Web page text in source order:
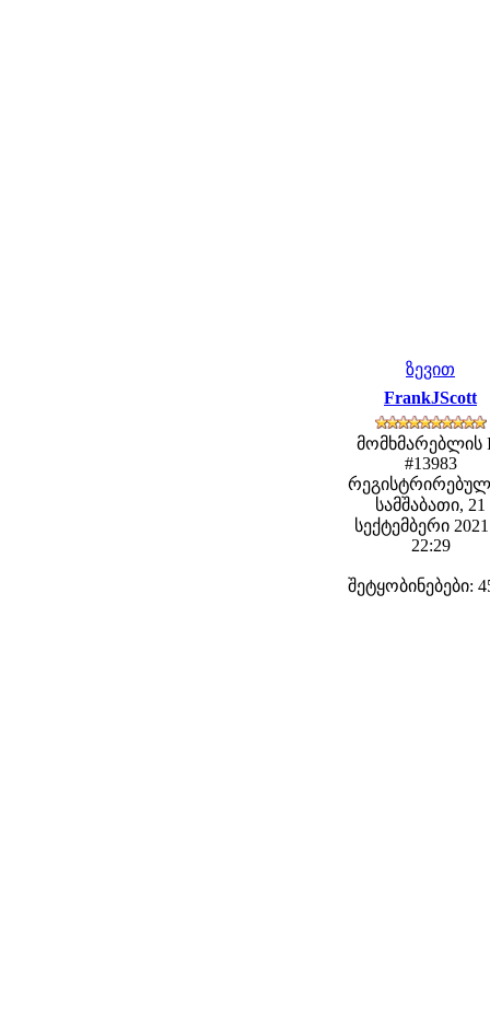
ზევით
FrankJScott
მომხმარებლის
#13983
სამშაბათი, 21
სექტემბერი
22:29
შეტყობინებები: